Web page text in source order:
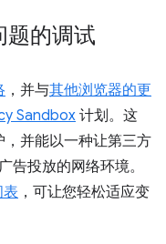
题的调试
，并与其他浏览器的更
Sandbox计划。这
并能以一种让第三方
告投放的网络环境。
，可让您轻松适应变